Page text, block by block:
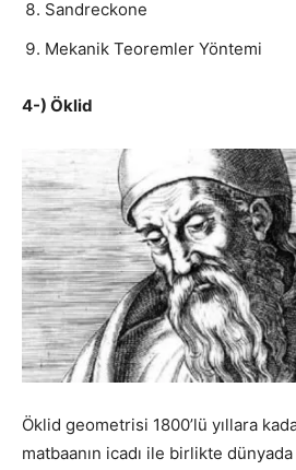
Sandreckone
Mekanik Teoremler Yöntemi
4-) Öklid
Öklid geometrisi 1800’lü yıllara
matbaanın icadı ile birlikte